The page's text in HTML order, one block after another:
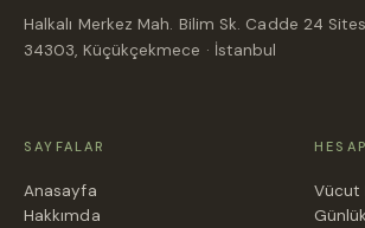
Halkalı Merkez Mah. Bilim Sk. Cadde 24
34303, Küçükçekmece · İstanbul
SAYFALAR
Anasayfa
Hakkımda
Vücut